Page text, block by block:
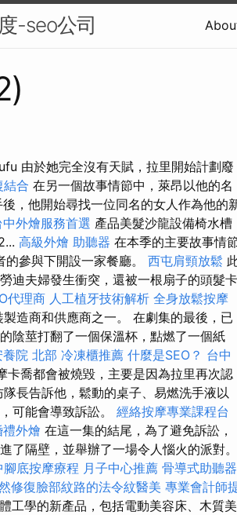
-seo公司
由於她完全沒有天賦，拉里開始計劃廢
結合 在另一個故事情節中，萊昂以他的名
，他開始尋找一位同名的女人作為他的
中外燴服務首選 產品美髮沙龍設備椅水槽
高級外燴 助聽器 在本季的主要故事情
參與下開設一家餐廳。 西屯肩頸放鬆
迪夫婦發生衝突，還被一根扇子的頭髮卡
代理商 人工植牙技術解析 全身放鬆按摩
造商和供應商之一。 在劇集的最後，已
陰莖打翻了一個保溫杯，點燃了一個紙
養院 北部 冷凍櫃推薦 什麼是SEO？ 台中
卡喬都會被燒毀，主要是因為拉里再次認
長告訴他，鬆動的桌子、易燃洗手液以
可能會導致訴訟。 經絡按摩專業課程台
外燴 在這一集的結尾，為了避免訴訟，
隔壁，並舉辦了一場令人惱火的派對。
腳底按摩療程 月子中心推薦 骨導式助聽器
修復臉部紋路的法令紋醫美 專業會計師
工學的新產品，包括電動美容床、木質美